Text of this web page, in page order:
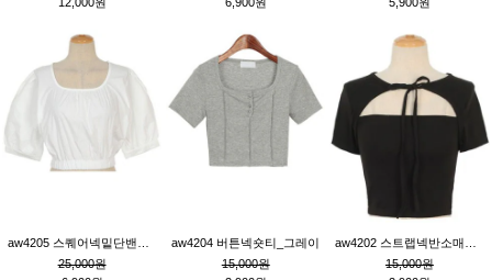
25,000원
aw4204 버튼넥숏티_그레이
15,000원
15,000원